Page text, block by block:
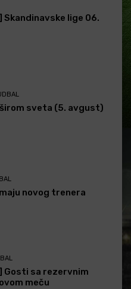
Skandinavske lige 06.
sveta (5. avgust)
novog trenera
Gosti sa rezervnim
meču